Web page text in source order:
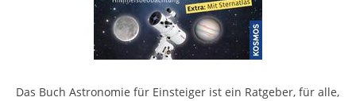
Das Buch Astronomie für Einsteiger ist ein Ratgeber, für alle,